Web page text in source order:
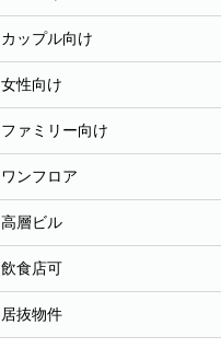
カップル向け
女性向け
ファミリー向け
ワンフロア
高層ビル
飲食店可
居抜物件